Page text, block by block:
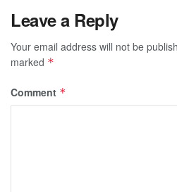
Leave a Reply
Your email address will not be
marked *
Comment *